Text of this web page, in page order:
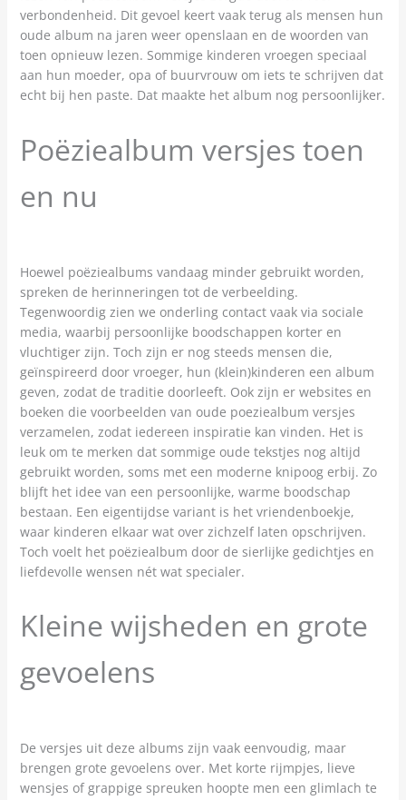
verbondenheid. Dit gevoel keert vaak terug als mensen hun
oude album na jaren weer openslaan en de woorden van
toen opnieuw lezen. Sommige kinderen vroegen speciaal
aan hun moeder, opa of buurvrouw om iets te schrijven dat
echt bij hen paste. Dat maakte het album nog persoonlijker.
Poëziealbum versjes toen
en nu
Hoewel poëziealbums vandaag minder gebruikt worden,
spreken de herinneringen tot de verbeelding.
Tegenwoordig zien we onderling contact vaak via sociale
media, waarbij persoonlijke boodschappen korter en
vluchtiger zijn. Toch zijn er nog steeds mensen die,
geïnspireerd door vroeger, hun (klein)kinderen een album
geven, zodat de traditie doorleeft. Ook zijn er websites en
boeken die voorbeelden van oude poeziealbum versjes
verzamelen, zodat iedereen inspiratie kan vinden. Het is
leuk om te merken dat sommige oude tekstjes nog altijd
gebruikt worden, soms met een moderne knipoog erbij. Zo
blijft het idee van een persoonlijke, warme boodschap
bestaan. Een eigentijdse variant is het vriendenboekje,
waar kinderen elkaar wat over zichzelf laten opschrijven.
Toch voelt het poëziealbum door de sierlijke gedichtjes en
liefdevolle wensen nét wat specialer.
Kleine wijsheden en grote
gevoelens
De versjes uit deze albums zijn vaak eenvoudig, maar
brengen grote gevoelens over. Met korte rijmpjes, lieve
wensjes of grappige spreuken hoopte men een glimlach te